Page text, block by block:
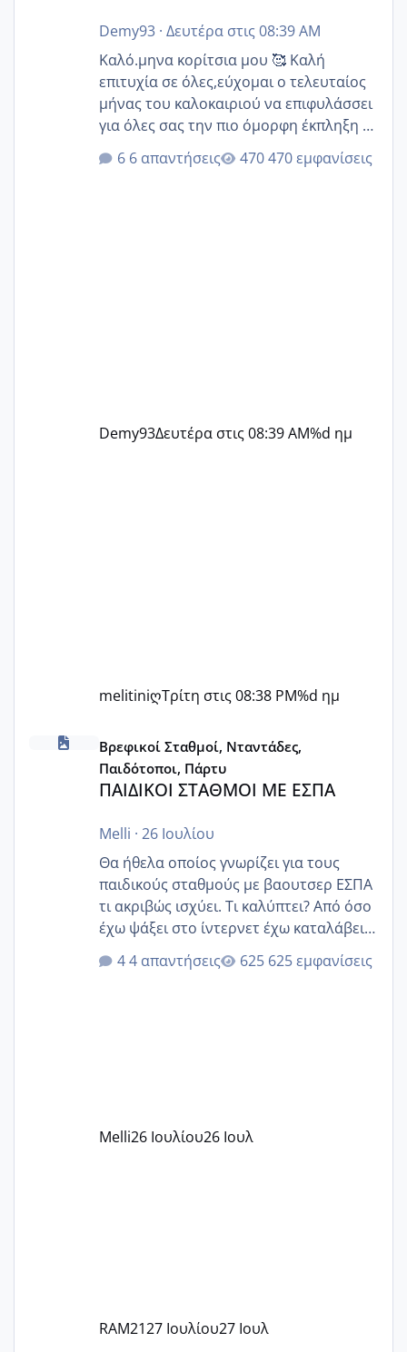
Demy93· Δευτέρα στις 08:39 AM
Καλό.μηνα κορίτσια μου 🥰 Καλή
επιτυχία σε όλες,εύχομαι ο τελευταίος
μήνας του καλοκαιριού να επιφυλάσσει
για όλες σας την πιο όμορφη έκπληξη 🧿
@Elk @Melikara86 @Παρασκευαιδου
@Zenia z @melitiniღ @Christi.D.
6 απαντήσεις 470 εμφανίσεις
Demy93Δευτέρα στις 08:39 AM%d ημ
melitiniღΤρίτη στις 08:38 PM%d ημ
ΠΑΙΔΙΚΟΙ ΣΤΑΘΜΟΙ ΜΕ ΕΣΠΑ
Βρεφικοί Σταθμοί, Νταντάδες,
Παιδότοποι, Πάρτυ
ΠΑΙΔΙΚΟΙ ΣΤΑΘΜΟΙ ΜΕ ΕΣΠΑ
Melli · 26 Ιουλίου
Θα ήθελα οποίος γνωρίζει για τους
παιδικούς σταθμούς με βαουτσερ ΕΣΠΑ
τι ακριβώς ισχύει. Τι καλύπτει? Από όσο
έχω ψάξει στο ίντερνετ έχω καταλάβει
ότι το βαουτσερ καλύπτει όλα τα
δίδακτρα και τα τροφεια του ιδιωτικού
Εγώ πήγα σε έναν ιδιωτικό παιδικό στ
4 απαντήσεις 625 εμφανίσεις
Melli26 Ιουλίου26 Ιουλ
RAM2127 Ιουλίου27 Ιουλ